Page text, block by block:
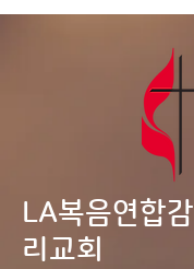
LA복음연합감
리교회